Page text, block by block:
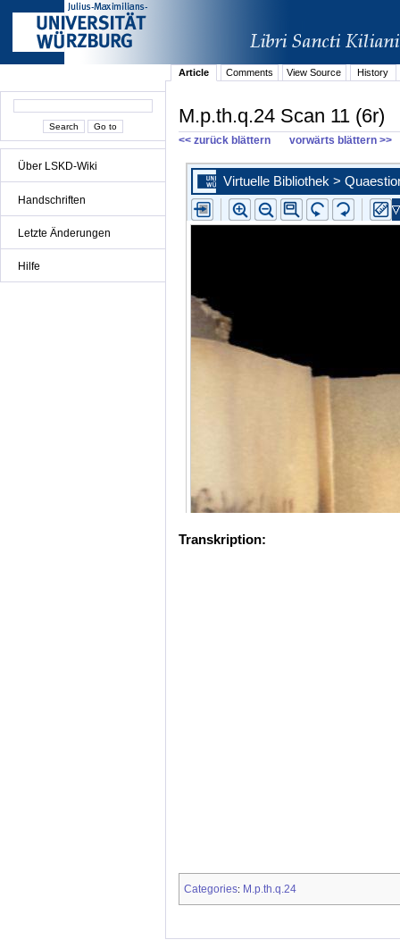
Über LSKD-Wiki
Handschriften
Letzte Änderungen
Hilfe
Article Comments View Source History
M.p.th.q.24 Scan 11 (6r)
<< zurück blättern vorwärts blättern >>
Transkription:
Categories: M.p.th.q.24